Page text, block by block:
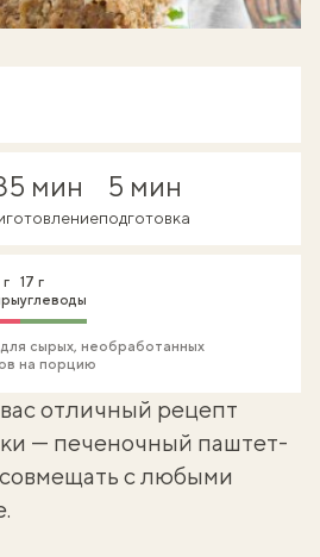
мин 5 мин
подготовка
17 г
углеводы
сырых, необработанных
на порцию
отличный рецепт
— печеночный паштет-
с любыми